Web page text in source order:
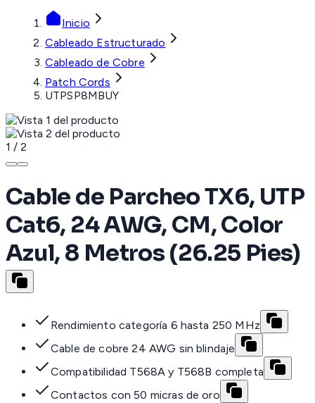
Inicio
Cableado Estructurado
Cableado de Cobre
Patch Cords
UTPSP8MBUY
1 / 2
Cable de Parcheo TX6, UTP
Cat6, 24 AWG, CM, Color
Azul, 8 Metros (26.25 Pies)
Rendimiento categoría 6 hasta 250 MHz
Cable de cobre 24 AWG sin blindaje
Compatibilidad T568A y T568B completa
Contactos con 50 micras de oro